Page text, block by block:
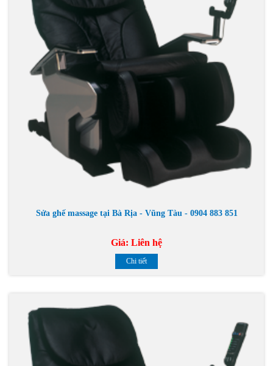
Sửa ghế massage tại Bà Rịa - Vũng Tàu - 0904 883 851
Giá: Liên hệ
Chi tiết